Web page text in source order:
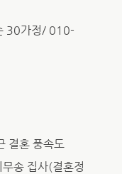
30가정/ 010-
결혼 풍속도
송 집사(결혼정